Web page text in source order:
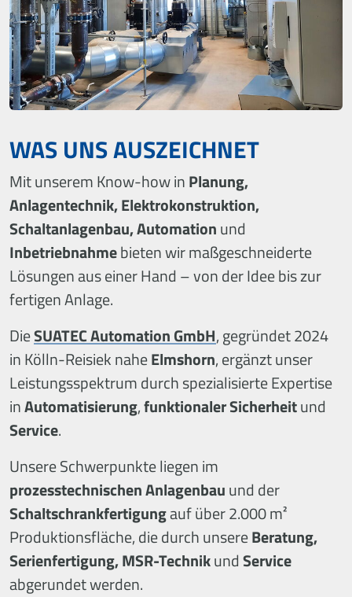
WAS UNS AUSZEICHNET
Mit unserem Know-how inPlanung,
Anlagentechnik, Elektrokonstruktion,
Schaltanlagenbau, Automationund
Inbetriebnahmebieten wir maßgeschneiderte
Lösungen aus einer Hand – von der Idee bis zur
fertigen Anlage.
DieSUATEC Automation GmbH, gegründet 2024
in Kölln-Reisiek naheElmshorn, ergänzt unser
Leistungsspektrum durch spezialisierte Expertise
inAutomatisierung,funktionaler Sicherheitund
Service.
Unsere Schwerpunkte liegen im
prozesstechnischen Anlagenbauund der
Schaltschrankfertigungauf über 2.000 m²
Produktionsfläche, die durch unsereBeratung,
Serienfertigung, MSR-TechnikundService
abgerundet werden.